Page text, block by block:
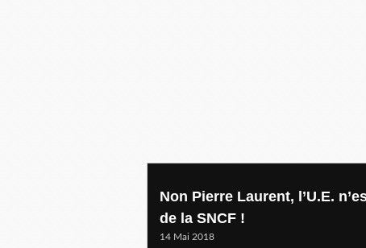
Non Pierre Laurent, l’U.E.
de la SNCF !
14 Mai 2018